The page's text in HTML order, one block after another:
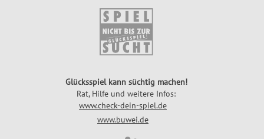
Glücksspiel kann süchtig machen!
Rat, Hilfe und weitere Infos:
www.check-dein-spiel.de
www.buwei.de